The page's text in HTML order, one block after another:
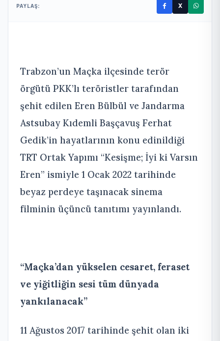
PAYLAŞ: X
Trabzon’un Maçka ilçesinde terör
örgütü PKK’lı teröristler tarafından
şehit edilen Eren Bülbül ve Jandarma
Astsubay Kıdemli Başçavuş Ferhat
Gedik’in hayatlarının konu edinildiği
TRT Ortak Yapımı “Kesişme; İyi ki Varsın
Eren” ismiyle 1 Ocak 2022 tarihinde
beyaz perdeye taşınacak sinema
filminin üçüncü tanıtımı yayınlandı.
“Maçka’dan yükselen cesaret, feraset
ve yiğitliğin sesi tüm dünyada
yankılanacak”
11 Ağustos 2017 tarihinde şehit olan iki